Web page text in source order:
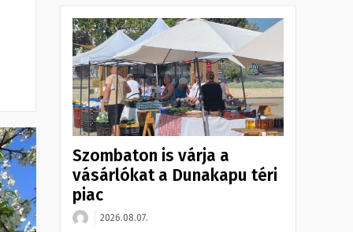
Szombaton is várja a
vásárlókat a Dunakapu téri
piac
2026.08.07.